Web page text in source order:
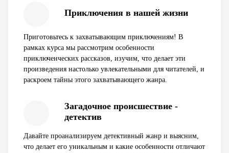
Приключения в нашей жизни
Приготовьтесь к захватывающим приключениям! В
рамках курса мы рассмотрим особенности
приключенческих рассказов, изучим, что делает эти
произведения настолько увлекательными для читателей, и
раскроем тайны этого захватывающего жанра.
Загадочное происшествие -
детектив
Давайте проанализируем детективный жанр и выясним,
что делает его уникальным и какие особенности отличают